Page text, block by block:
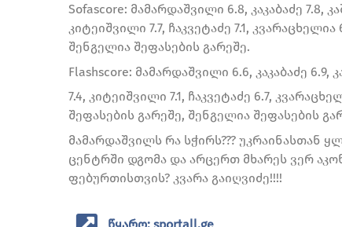
Sofascore: მამარდაშვილი 6.8, კაკაბაძე 7.8,
კიტეიშვილი 7.7, ჩაკვეტაძე 7.1,
შენგელია შეფასების გარეშე.
Flashscore: მამარდაშვილი 6.6, კაკაბაძე
7.4, კიტეიშვილი 7.1, ჩაკვეტაძე 6.7,
შეფასების გარეშე, შენგელია შეფასების
მამარდაშვილს რა სჭირს??? უკრაინასთან
ცენტრში დგომა და არცერთ მხარეს ვერ
ფებურთისთვის? კვარა გაიღვიძე!!!!